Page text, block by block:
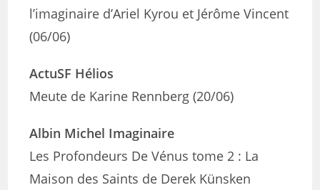
l’imaginaire d’Ariel Kyrou et Jérôme Vincent
(06/06)
ActuSF Hélios
Meute de Karine Rennberg (20/06)
Albin Michel Imaginaire
Les Profondeurs De Vénus tome 2 : La
Maison des Saints de Derek Künsken